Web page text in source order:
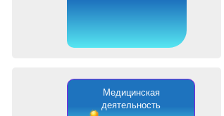
Медицинская
деятельность